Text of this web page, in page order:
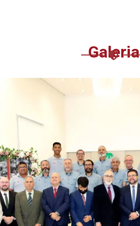
Galeria